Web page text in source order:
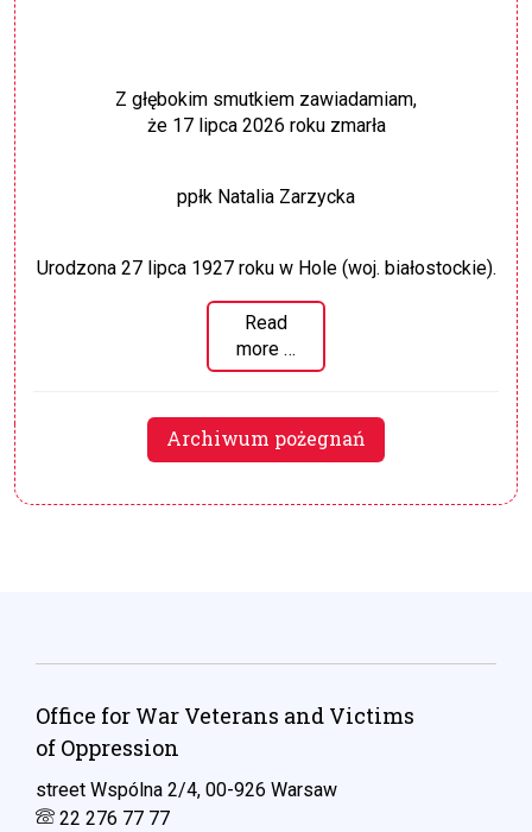
Z głębokim smutkiem zawiadamiam,
że 17 lipca 2026 roku zmarła
ppłk Natalia Zarzycka
Urodzona 27 lipca 1927 roku w Hole (woj. białostockie).
Read
more …
Archiwum pożegnań
Office for War Veterans and Victims
of Oppression
street Wspólna 2/4, 00-926 Warsaw
22 276 77 77